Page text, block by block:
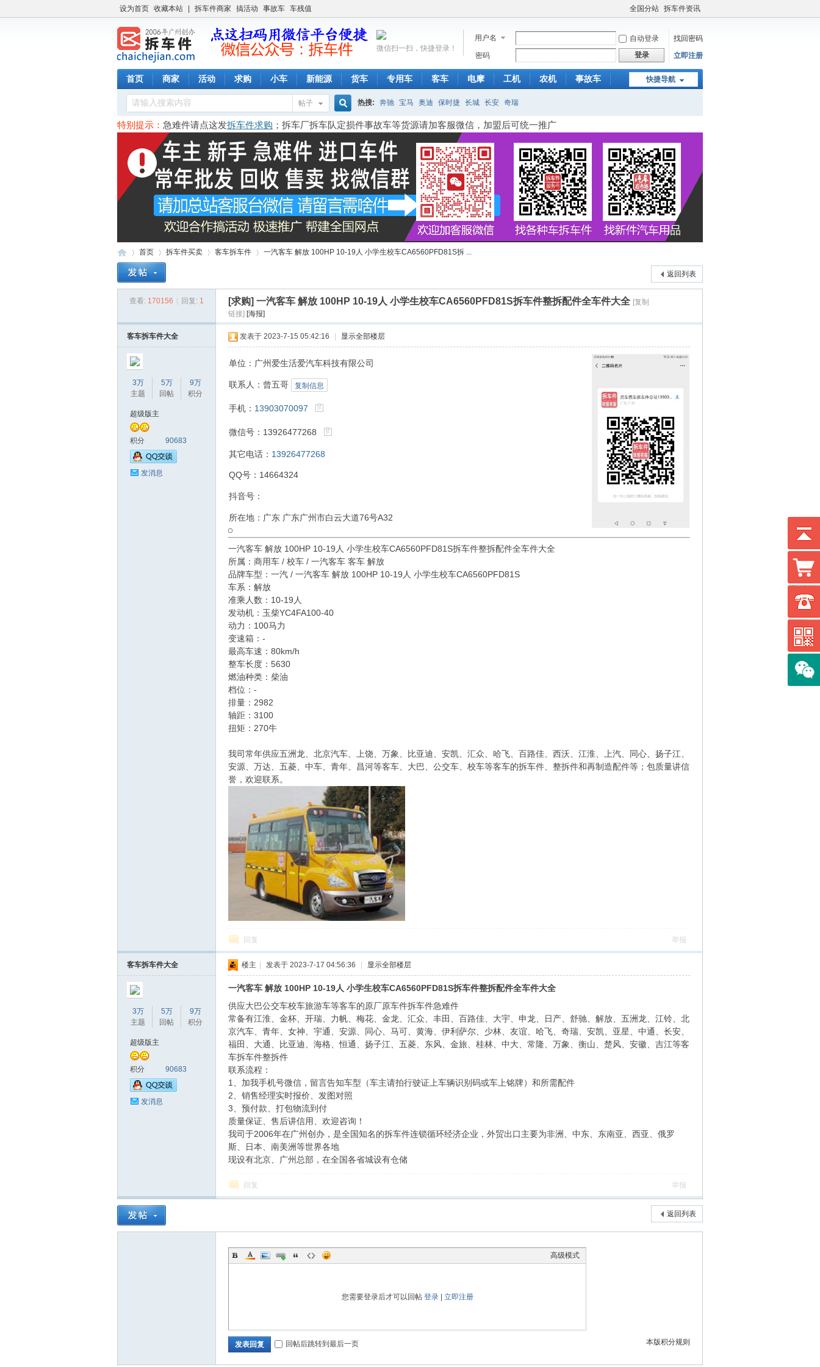
设为首页 收藏本站 拆车件商家 搞活动 事故车 车残值 全国分站 拆车件资讯
用户名 自动登录
找回密码
密码
登录 立即注册
微信扫一扫，快捷登录！
快捷导航
首页 商家 活动 求购 小车 新能源 货车 专用车 客车 电摩 工机 农机
事故车
帖子
搜
索
热搜: 奔驰 宝马 奥迪 保时捷 长城 长安 奇瑞
特别提示： 急难件请点这发拆车件求购 ；拆车厂拆车队定损件事故车等货源请加客服微信，加盟后可统一推广
»
首页
›
拆车件买卖
›
客车拆车件
›
一汽客车 解放 100HP 10-19人 小学生校车CA6560PFD81S拆 ...
返回列表
查看: 170156 回复: 1 [求购] 一汽客车 解放 100HP 10-19人 小学生校车CA6560PFD81S拆车件整拆配件全车件大全 [复制
链接] [海报]
客车拆车件大全
3万
主题
5万
回帖
9万
积分
超级版主
积分 90683
发消息
发表于 2023-7-15 05:42:16 显示全部楼层
单位：广州爱生活爱汽车科技有限公司
联系人：曾五哥 复制信息
手机： 13903070097
微信号：13926477268
其它电话： 13926477268
QQ号：14664324
抖音号：
所在地：广东 广东广州市白云大道76号A32
一汽客车 解放 100HP 10-19人 小学生校车CA6560PFD81S拆车件整拆配件全车件大全
所属：商用车 / 校车 / 一汽客车 客车 解放
品牌车型：一汽 / 一汽客车 解放 100HP 10-19人 小学生校车CA6560PFD81S
车系：解放
准乘人数：10-19人
发动机：玉柴YC4FA100-40
动力：100马力
变速箱：-
最高车速：80km/h
整车长度：5630
燃油种类：柴油
档位：-
排量：2982
轴距：3100
扭矩：270牛
我司常年供应五洲龙、北京汽车、上饶、万象、比亚迪、安凯、汇众、哈飞、百路佳、西沃、江淮、上汽、同心、扬子江、
安源、万达、五菱、中车、青年、昌河等客车、大巴、公交车、校车等客车的拆车件、整拆件和再制造配件等；包质量讲信
誉，欢迎联系。
回复 举报
客车拆车件大全
3万
主题
5万
回帖
9万
积分
超级版主
积分 90683
发消息
楼主 发表于 2023-7-17 04:56:36 显示全部楼层
一汽客车 解放 100HP 10-19人 小学生校车CA6560PFD81S拆车件整拆配件全车件大全
供应大巴公交车校车旅游车等客车的原厂原车件拆车件急难件
常备有江淮、金杯、开瑞、力帆、梅花、金龙、汇众、丰田、百路佳、大宇、申龙、日产、舒驰、解放、五洲龙、江铃、北
京汽车、青年、女神、宇通、安源、同心、马可、黄海、伊利萨尔、少林、友谊、哈飞、奇瑞、安凯、亚星、中通、长安、
福田、大通、比亚迪、海格、恒通、扬子江、五菱、东风、金旅、桂林、中大、常隆、万象、衡山、楚风、安徽、吉江等客
车拆车件整拆件
联系流程：
1、加我手机号微信，留言告知车型（车主请拍行驶证上车辆识别码或车上铭牌）和所需配件
2、销售经理实时报价、发图对照
3、预付款、打包物流到付
质量保证、售后讲信用、欢迎咨询！
我司于2006年在广州创办，是全国知名的拆车件连锁循环经济企业，外贸出口主要为非洲、中东、东南亚、西亚、俄罗
斯、日本、南美洲等世界各地
现设有北京、广州总部，在全国各省城设有仓储
回复 举报
返回列表
高级模式
您需要登录后才可以回帖 登录| 立即注册
本版积分规则
发表回复 回帖后跳转到最后一页